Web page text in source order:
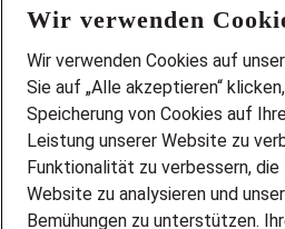
FAQ
Wir stellen ein!
DEINE BERUFSGRUPPE
DEINE LEBENSSITUATION
PARTNERSHIP WITH AIRBUS
INITIATIV BEWERBEN
Wir verwenden
Wir verwenden Cookies auf
Sie auf „Alle akzeptieren“
Speicherung von Cookies auf
Leistung unserer Website zu
Funktionalität zu verbessern,
Website zu analysieren und
Bemühungen zu unterstützen.